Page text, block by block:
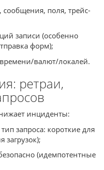
поля, трейс-
записи (особенно
форм);
валют/локалей.
ретраи,
инциденты:
запроса: короткие для
загрузок);
(идемпотентные